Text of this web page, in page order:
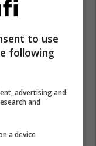
to use
following
advertising and
and
a device